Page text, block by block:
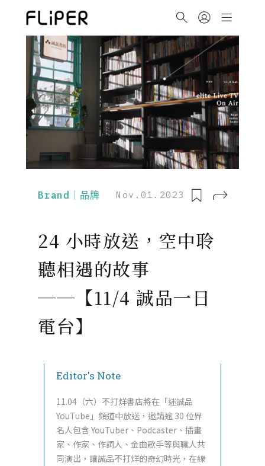
Brand｜品牌 Nov.01.2023
24 小時放送，空中聆
聽相遇的故事
──【11/4 誠品一日
電台】
Editor's Note
11.04（六）不打烊書店將在「迷誠品
YouTube」頻道中放送，邀請逾 30 位界
名人包含 YouTuber、Podcaster、插畫
家、作家、作詞人、金曲歌手等與職人共
同演出，讓誠品不打烊的奇幻時光，在線